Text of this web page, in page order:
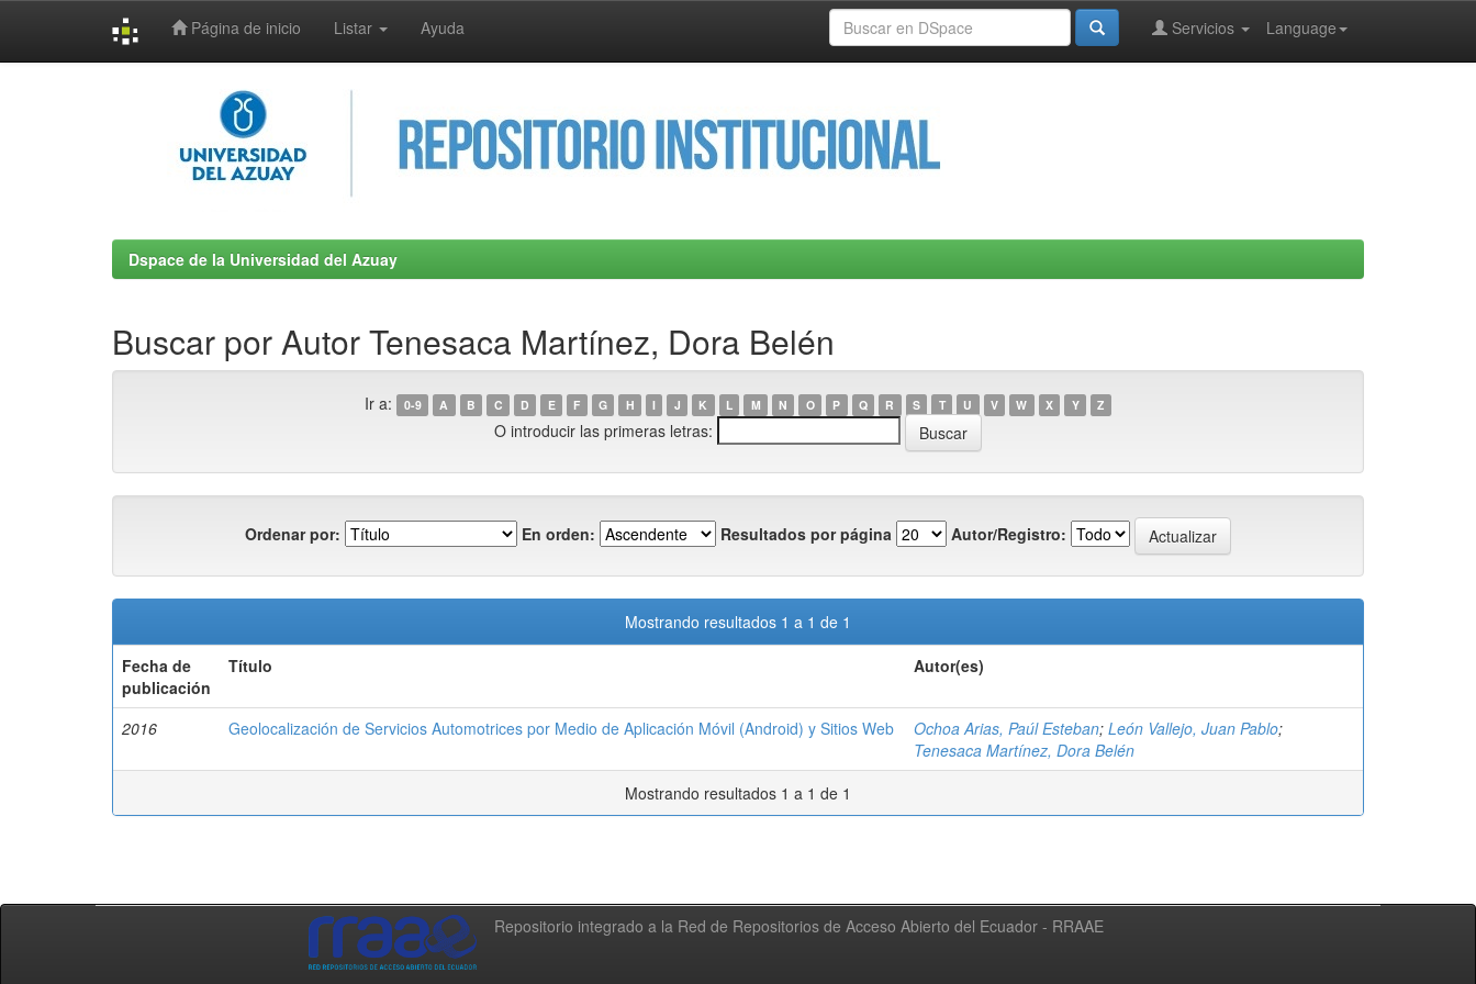
Página de inicio Listar Ayuda Language
Servicios
Dspace de la Universidad del Azuay
Buscar por Autor Tenesaca Martínez, Dora Belén
Ir a: 0-9 A B C D E F G H I J K L M N O P Q R S T U V W X Y Z
O introducir las primeras letras:
Ordenar por: En orden: Resultados por página Autor/Registro:
Mostrando resultados 1 a 1 de 1
Fecha de
publicación
Título Autor(es)
2016 Geolocalización de Servicios Automotrices por Medio de Aplicación Móvil (Android) y Sitios Web Ochoa Arias, Paúl Esteban; León Vallejo, Juan Pablo;
Tenesaca Martínez, Dora Belén
Mostrando resultados 1 a 1 de 1
Repositorio integrado a la Red de Repositorios de Acceso Abierto del Ecuador - RRAAE